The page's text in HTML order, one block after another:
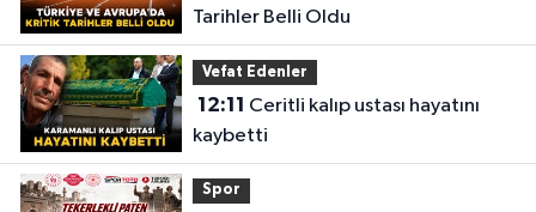
Tarihler Belli Oldu
Vefat Edenler
12:11
kaybetti
Spor